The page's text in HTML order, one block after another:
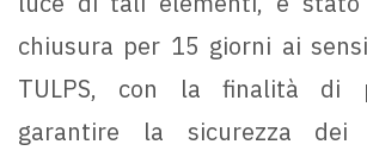
chiusura per 15 giorni ai
TULPS, con la finalità di
garantire la sicurezza dei